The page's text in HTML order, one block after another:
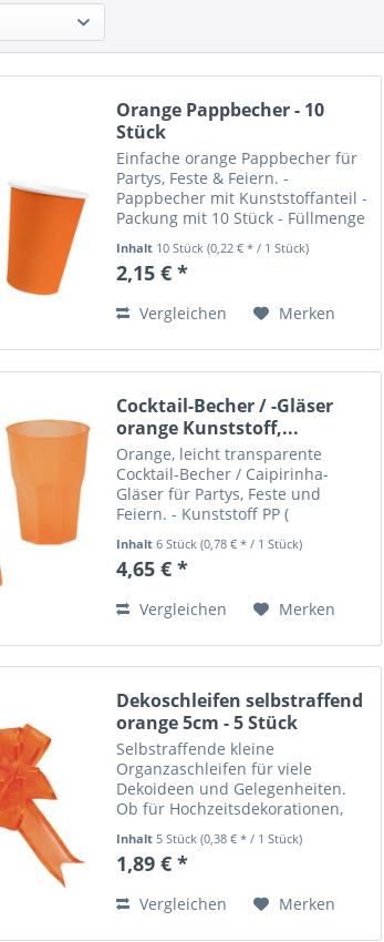
Orange Pappbecher - 10
Stück
Einfache orange Pappbecher für
Partys, Feste & Feiern. -
Pappbecher mit Kunststoffanteil -
Packung mit 10 Stück - Füllmenge
zertifiziert (FSC Mix) -
lebensmittelgeeignet Party Hop -
Inhalt 10 Stück(0,22 € * / 1 Stück)
2,15 € *
Vergleichen Merken
Cocktail-Becher / -Gläser
orange Kunststoff,...
Orange, leicht transparente
Cocktail-Becher / Caipirinha-
Gläser für Partys, Feste und
Feiern. - Kunststoff PP (
- Füllinhalt 420 ml - je ca. 11,3 cm
hoch, Ø ca. 8,3 cm - Packung mit 6
Inhalt6 Stück(0,78 € * / 1 Stück)
4,65 € *
Vergleichen Merken
Dekoschleifen selbstraffend
orange 5cm - 5 Stück
Selbstraffende kleine
Organzaschleifen für viele
Dekoideen und Gelegenheiten.
Ob für Hochzeitsdekorationen,
Partydekos - mit diesen schönen
Schleifen lassen sich zum
Geschenke,...
Inhalt5 Stück(0,38 € * / 1 Stück)
1,89 € *
Vergleichen Merken